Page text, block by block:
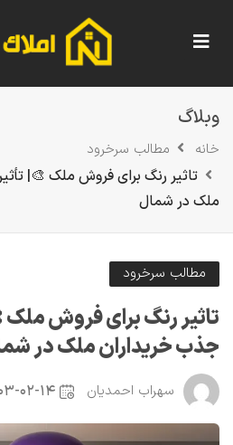
وبلاگ
خانه مطالب سرخرود
تاثیر رنگ برای فروش ملک 🎨|
ملک در شمال
مطالب سرخرود
تاثیر رنگ برای فروش ملک
جذب خریداران ملک در
سهراب احمدیان ۱۴۰۳-